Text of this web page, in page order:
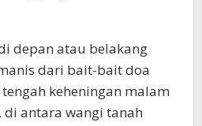
depan atau belakang
dari bait-bait doa
keheningan malam
antara wangi tanah